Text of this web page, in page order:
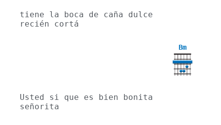
tiene la boca de caña dulce
recién cortá
Bm
Usted si que es bien bonita
señorita